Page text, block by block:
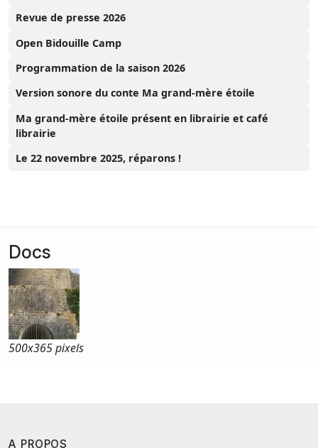
Revue de presse 2026
Open Bidouille Camp
Programmation de la saison 2026
Version sonore du conte Ma grand-mère étoile
Ma grand-mère étoile présent en librairie et café
librairie
Le 22 novembre 2025, réparons !
Docs
500x365 pixels
A PROPOS